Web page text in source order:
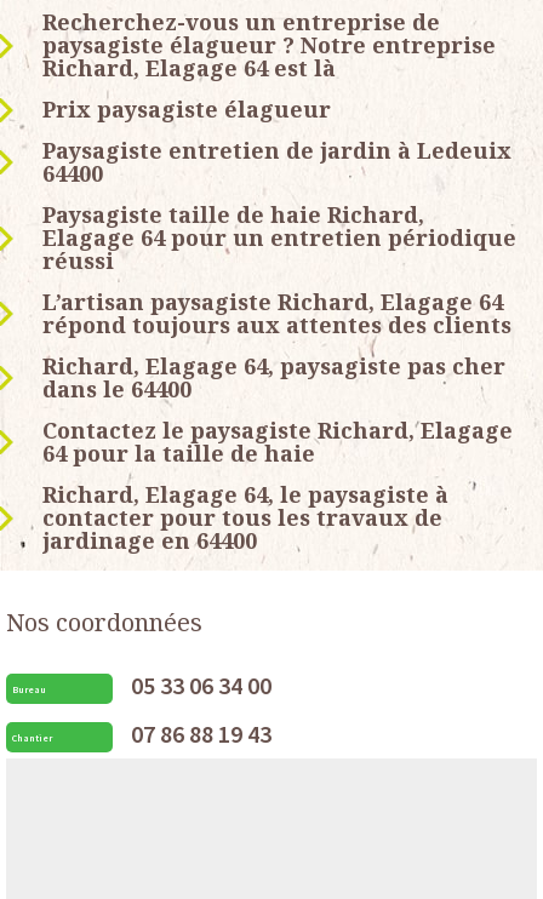
Recherchez-vous un entreprise de
paysagiste élagueur ? Notre entreprise
Richard, Elagage 64 est là
Prix paysagiste élagueur
Paysagiste entretien de jardin à Ledeuix
64400
Paysagiste taille de haie Richard,
Elagage 64 pour un entretien périodique
réussi
L’artisan paysagiste Richard, Elagage 64
répond toujours aux attentes des clients
Richard, Elagage 64, paysagiste pas cher
dans le 64400
Contactez le paysagiste Richard, Elagage
64 pour la taille de haie
Richard, Elagage 64, le paysagiste à
contacter pour tous les travaux de
jardinage en 64400
Nos coordonnées
Bureau 05 33 06 34 00
Chantier 07 86 88 19 43